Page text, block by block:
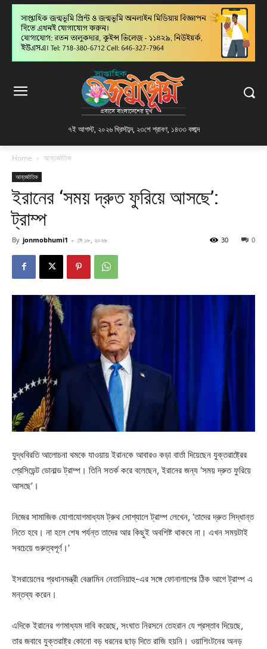
৭ই আগস্ট, ২০২৬ খ্রিস্টাব্দ, ২৩শে শ্রাবণ, ১৪৩৩ বঙ্গাব্দ
Home আন্তর্জাতিক
আন্তর্জাতিক
ইরানের ‘সময় দ্রুত ফুরিয়ে আসছে’:
ট্রাম্প
By jonmobhumi1 - মে ১৮, ২০২৬ 0
30
যুদ্ধবিরতি আলোচনা থমকে যাওয়ায় ইরানকে আবারও কড়া বার্তা দিয়েছেন যুক্তরাষ্ট্রের
প্রেসিডেন্ট ডোনাল্ড ট্রাম্প। তিনি সতর্ক করে বলেছেন, ইরানের জন্য ‘সময় দ্রুত ফুরিয়ে
আসছে’।
নিজের সামাজিক যোগাযোগমাধ্যম ট্রুথ সোশ্যালে ট্রাম্প লেখেন, ‘তাদের দ্রুত সিদ্ধান্ত
নিতে হবে। না হলে শেষ পর্যন্ত তাদের আর কিছুই অবশিষ্ট থাকবে না। এখন সময়টাই
সবচেয়ে গুরুত্বপূর্ণ।’
ইসরায়েলের প্রধানমন্ত্রী বেঞ্জামিন নেতানিয়াহু-এর সঙ্গে ফোনালাপের ঠিক আগে ট্রাম্প এ
মন্তব্য করেন।
এদিকে ইরানের গণমাধ্যম দাবি করেছে, সংঘাত নিরসনে তেহরান যে প্রস্তাব দিয়েছে,
তার জবাবে যুক্তরাষ্ট্র কোনো বড় ধরনের ছাড় দিতে রাজি হয়নি। ওয়াশিংটনের অনড়